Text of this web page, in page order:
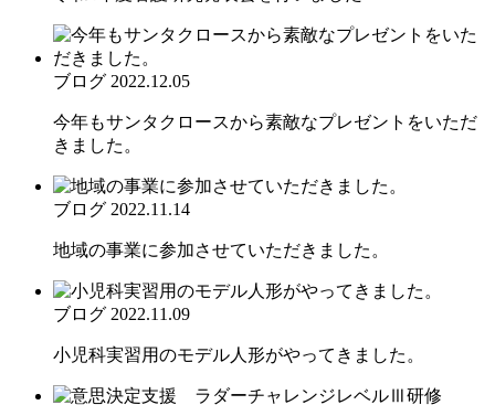
ブログ 2022.12.05
今年もサンタクロースから素敵なプレゼントをいただ
きました。
ブログ 2022.11.14
地域の事業に参加させていただきました。
ブログ 2022.11.09
小児科実習用のモデル人形がやってきました。